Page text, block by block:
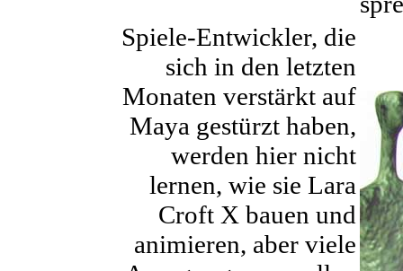
Spiele-Entwickler, die
sich in den letzten
Monaten verstärkt auf
Maya gestürzt haben,
werden hier nicht
lernen, wie sie Lara
Croft X bauen und
animieren, aber viele